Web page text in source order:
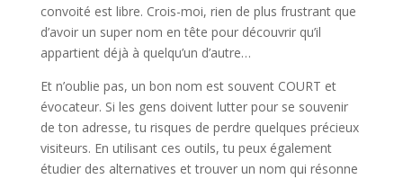
convoité est libre. Crois-moi, rien de plus frustrant que
d’avoir un super nom en tête pour découvrir qu’il
appartient déjà à quelqu’un d’autre…
Et n’oublie pas, un bon nom est souvent COURT et
évocateur. Si les gens doivent lutter pour se souvenir
de ton adresse, tu risques de perdre quelques précieux
visiteurs. En utilisant ces outils, tu peux également
étudier des alternatives et trouver un nom qui résonne